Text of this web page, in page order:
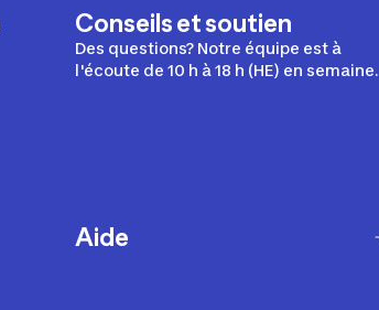
Conseils et soutien
Des questions? Notre équipe est à
l'écoute de 10 h à 18 h (HE) en semaine.
Aide